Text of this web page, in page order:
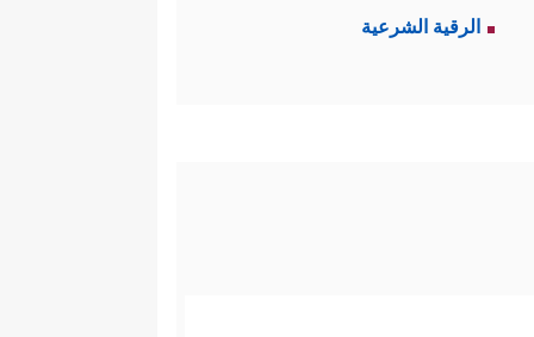
الرقية الشرعية